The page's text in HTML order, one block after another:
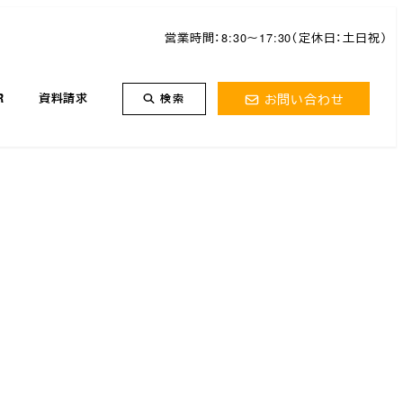
営業時間：8:30～17:30（定休日：土日祝）
資料請求 検索 お問い合わせ